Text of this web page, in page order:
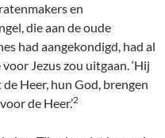
en
die aan de oude
had aangekondigd, had al
Jezus zou uitgaan. ‘Hij
Heer, hun God, brengen
de Heer.’2